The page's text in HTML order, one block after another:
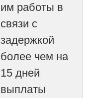
им работы в
связи с
задержкой
более чем на
15 дней
выплаты